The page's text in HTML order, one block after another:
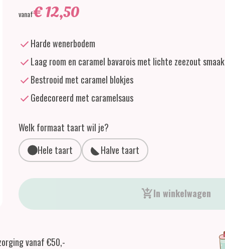
vanaf€12,50
Harde wenerbodem
Laag room en caramel bavarois met lichte zeezout smaak
Bestrooid met caramel blokjes
Gedecoreerd met caramelsaus
Welk formaat taart wil je?
Hele taart
Halve taart
Caramel Bavarois Vlaai aantal
In winkelwagen
vanaf €50,-